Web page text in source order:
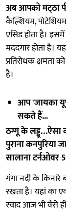
अब आपको मट्‌ठा
कैल्शियम,
एसिड होता है।
मददगार होता है।
प्रतिरोधक क्षमता
है।
आप 'जायका
सकते हैं...
ठग्गू के लड्डू…ऐसा
पुराना कनपुरिया
सालाना टर्नओवर
गंगा नदी के किनारे
रखता है। यहां का
स्वाद आज भी वैसे